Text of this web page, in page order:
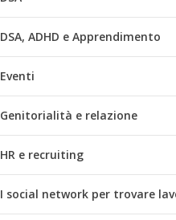
DSA, ADHD e Apprendimento
Eventi
Genitorialità e relazione
HR e recruiting
I social network per trovare